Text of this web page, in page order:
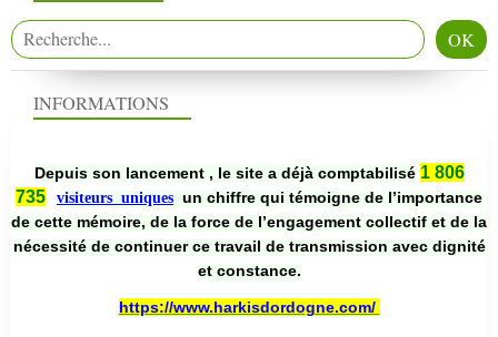
INFORMATIONS
Depuis son lancement , le site a déjà comptabilisé 1 806
735
visiteurs uniques un chiffre qui témoigne de l’importance
de cette mémoire, de la force de l’engagement collectif et de la
nécessité de continuer ce travail de transmission avec dignité
et constance.
https://www.harkisdordogne.com/